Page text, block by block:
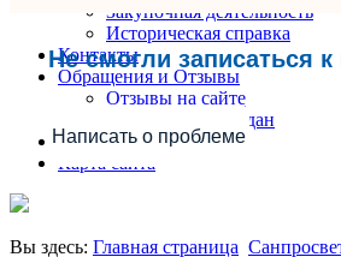
Не смогли записаться к
Написать о проблеме
Закупочная деятельность
Историческая справка
Контакты
Обращения и Отзывы
Отзывы на сайте
Обращения граждан
Вопрос-Ответ
Карта сайта
Вы здесь: Главная страница